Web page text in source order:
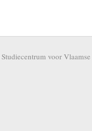
Studiecentrum voor